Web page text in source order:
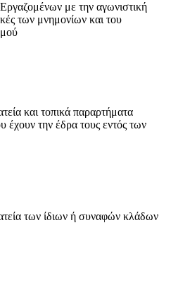
με την αγωνιστική
των μνημονίων και του
και τοπικά παραρτήματα
την έδρα τους εντός των
των ίδιων ή συναφών κλάδων